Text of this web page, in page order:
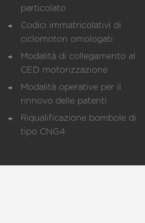
particolato
Codici immatricolativi di
ciclomotori omologati
Modalità di collegamento al
CED motorizzazione
Modalità operative per il
rinnovo delle patenti
Riqualificazione bombole di
tipo CNG4